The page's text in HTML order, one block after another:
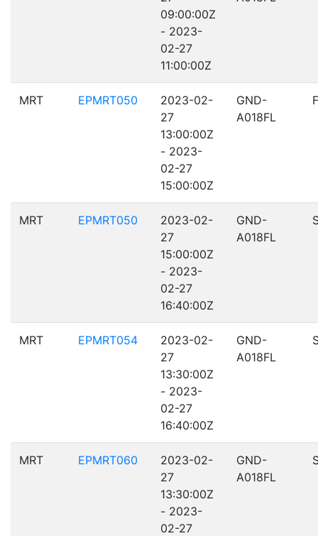
09:00:00Z
- 2023-
02-27
11:00:00Z
MRT EPMRT050
2023-02-
27
13:00:00Z
- 2023-
02-27
15:00:00Z
GND-
A018FL
MRT EPMRT050
2023-02-
27
15:00:00Z
- 2023-
02-27
16:40:00Z
GND-
A018FL
MRT EPMRT054
2023-02-
27
13:30:00Z
- 2023-
02-27
16:40:00Z
GND-
A018FL
MRT EPMRT060
2023-02-
27
13:30:00Z
- 2023-
02-27
GND-
A018FL